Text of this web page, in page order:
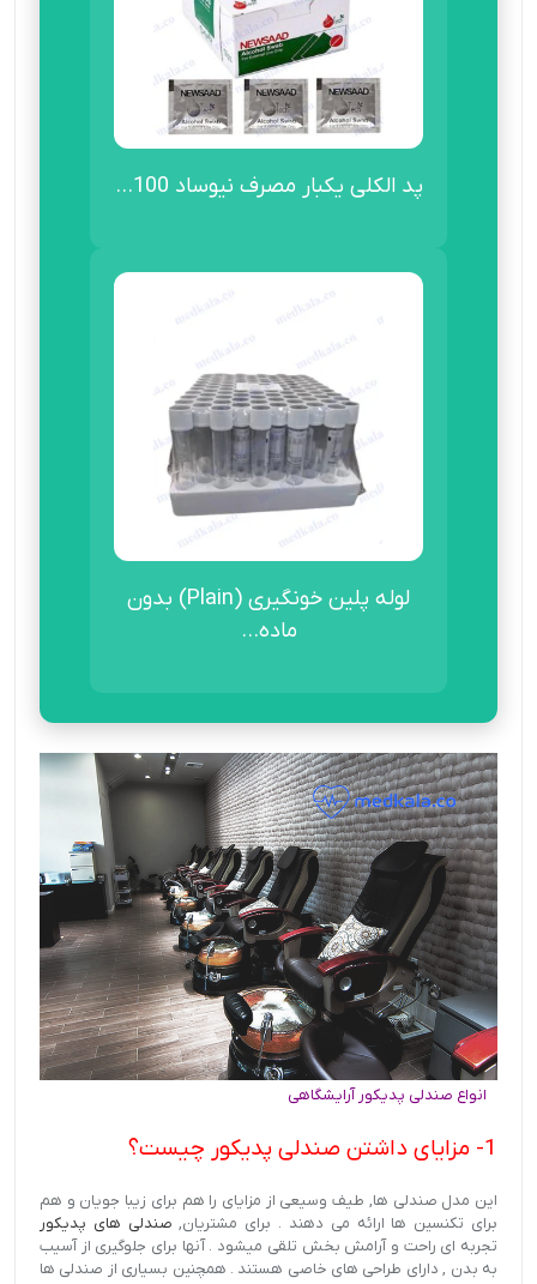
پد الکلی یکبار مصرف نیوساد 100...
لوله پلین خونگیری (Plain) بدون
ماده...
انواع صندلی پدیکور آرایشگاهی
1- مزایای داشتن صندلی پدیکور چیست؟
این مدل صندلی ها, طیف وسیعی از مزایای را هم برای زیبا جویان و هم
برای تکنسین ها ارائه می دهند . برای مشتریان,صندلی های پدیکور
تجربه ای راحت و آرامش بخش تلقی میشود . آنها برای جلوگیری از آسیب
به بدن , دارای طراحی های خاصی هستند . همچنین بسیاری از صندلی ها